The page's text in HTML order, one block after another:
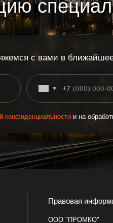
и на обработку
ООО "ПРОМКО"
Правовая информация
ОГРН: 1157746311051
Политика конфиденциальности